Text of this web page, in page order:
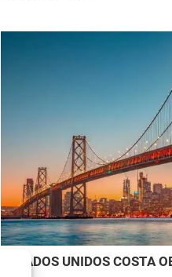
ESTADOS UNIDOS COSTA